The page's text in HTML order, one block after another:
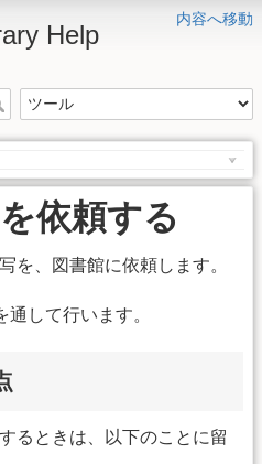
内容へ移動
Help
依頼する
を、図書館に依頼します。
して行います。
るときは、以下のことに留